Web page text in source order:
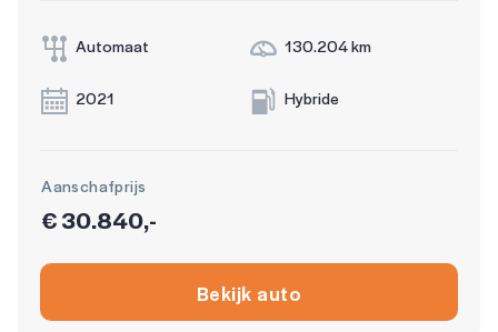
Assistance pakket
Design Pakket Plus
sfeerverlichting
sfeerverlichting
Trekhaak-pakket
Trekhaak Elektrisch Uitklapbaar
Automaat 130.204 km
2021 Hybride
Aanschafprijs
€ 30.840,-
Bekijk auto